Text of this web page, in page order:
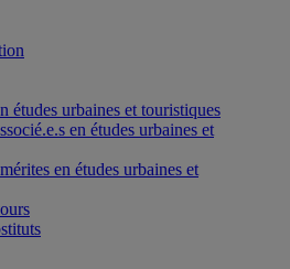
études urbaines et touristiques
en études urbaines et
en études urbaines et